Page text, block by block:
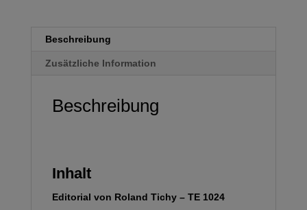
Beschreibung
Zusätzliche Information
Beschreibung
Inhalt
Editorial von Roland Tichy – TE 1024